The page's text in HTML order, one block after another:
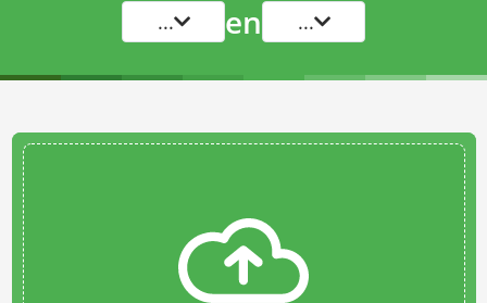
... en ...